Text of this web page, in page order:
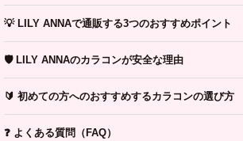
💡 LILY ANNAで通販する3つのおすすめポイント
🛡️ LILY ANNAのカラコンが安全な理由
🔰 初めての方へのおすすめするカラコンの選び方
❓ よくある質問（FAQ）